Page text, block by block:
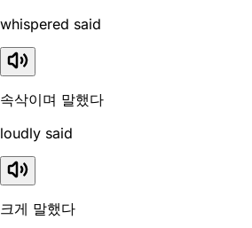
whispered said
속삭이며 말했다
loudly said
크게 말했다